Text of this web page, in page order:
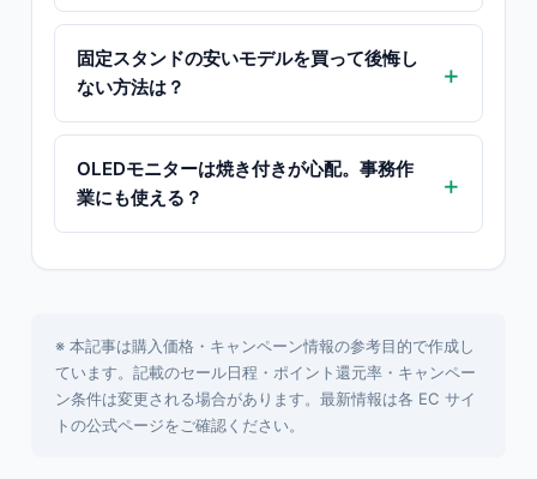
固定スタンドの安いモデルを買って後悔し
ない方法は？
OLEDモニターは焼き付きが心配。事務作
業にも使える？
※ 本記事は購入価格・キャンペーン情報の参考目的で作成し
ています。記載のセール日程・ポイント還元率・キャンペー
ン条件は変更される場合があります。最新情報は各 EC サイ
トの公式ページをご確認ください。